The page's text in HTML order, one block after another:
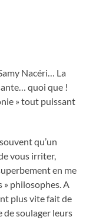
Nacéri… La
quoi que !
» tout puissant
qu’un
vous irriter,
en me
» philosophes. A
plus vite fait de
de soulager leurs